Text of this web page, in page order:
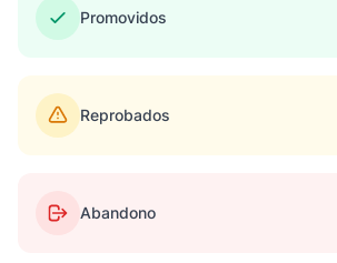
Promovidos
Reprobados
Abandono